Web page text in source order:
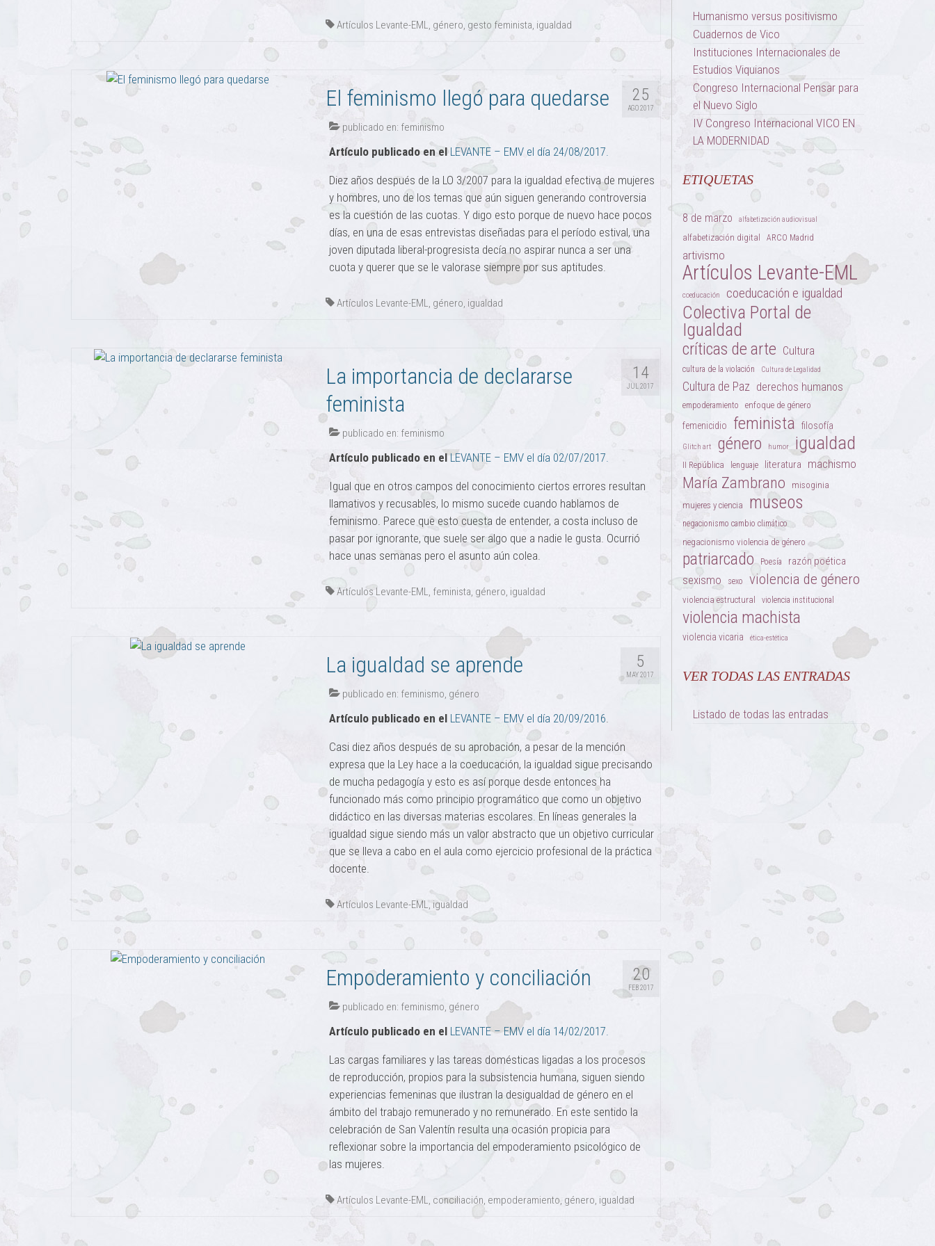
Artículos Levante-EML, género, gesto feminista, igualdad
25
AGO 2017
El feminismo llegó para quedarse
publicado en: feminismo
Artículo publicado en el LEVANTE – EMV el día 24/08/2017.
Diez años después de la LO 3/2007 para la igualdad efectiva de mujeres
y hombres, uno de los temas que aún siguen generando controversia
es la cuestión de las cuotas. Y digo esto porque de nuevo hace pocos
días, en una de esas entrevistas diseñadas para el período estival, una
joven diputada liberal-progresista decía no aspirar nunca a ser una
cuota y querer que se le valorase siempre por sus aptitudes.
Artículos Levante-EML, género, igualdad
14
JUL 2017
La importancia de declararse
feminista
publicado en: feminismo
Artículo publicado en el LEVANTE – EMV el día 02/07/2017.
Igual que en otros campos del conocimiento ciertos errores resultan
llamativos y recusables, lo mismo sucede cuando hablamos de
feminismo. Parece que esto cuesta de entender, a costa incluso de
pasar por ignorante, que suele ser algo que a nadie le gusta. Ocurrió
hace unas semanas pero el asunto aún colea.
Artículos Levante-EML, feminista, género, igualdad
5
MAY 2017
La igualdad se aprende
publicado en: feminismo, género
Artículo publicado en el LEVANTE – EMV el día 20/09/2016
Casi diez años después de su aprobación, a pesar de la mención
expresa que la Ley hace a la coeducación, la igualdad sigue precisando
de mucha pedagogía y esto es así porque desde entonces ha
funcionado más como principio programático que como un objetivo
didáctico en las diversas materias escolares. En líneas generales la
igualdad sigue siendo más un valor abstracto que un objetivo curricular
que se lleva a cabo en el aula como ejercicio profesional de la práctica
docente.
Artículos Levante-EML, igualdad
20
FEB 2017
Empoderamiento y conciliación
publicado en: feminismo, género
Artículo publicado en el LEVANTE – EMV el día 14/02/2017.
Las cargas familiares y las tareas domésticas ligadas a los procesos
de reproducción, propios para la subsistencia humana, siguen siendo
experiencias femeninas que ilustran la desigualdad de género en el
ámbito del trabajo remunerado y no remunerado. En este sentido la
celebración de San Valentín resulta una ocasión propicia para
reflexionar sobre la importancia del empoderamiento psicológico de
las mujeres.
Artículos Levante-EML, conciliación, empoderamiento, género, igualdad
Humanismo versus positivismo
Cuadernos de Vico
Instituciones Internacionales de
Estudios Viquianos
Congreso Internacional Pensar para
el Nuevo Siglo
IV Congreso Internacional VICO EN
LA MODERNIDAD
ETIQUETAS
8 de marzo alfabetización audiovisual
alfabetización digital ARCO Madrid
artivismo
Artículos Levante-EML
coeducación coeducación e igualdad
Colectiva Portal de
Igualdad
críticas de arte Cultura
cultura de la violación Cultura de Legalidad
Cultura de Paz derechos humanos
empoderamiento enfoque de género
femenicidio feminista filosofía
Glitch art género humor igualdad
II República lenguaje literatura machismo
María Zambrano
misoginia
mujeres y ciencia
museos
negacionismo cambio climático
negacionismo violencia de género
patriarcado Poesía razón poética
sexismo sexo violencia de género
violencia estructural violencia institucional
violencia machista
violencia vicaria ética-estética
VER TODAS LAS ENTRADAS
Listado de todas las entradas